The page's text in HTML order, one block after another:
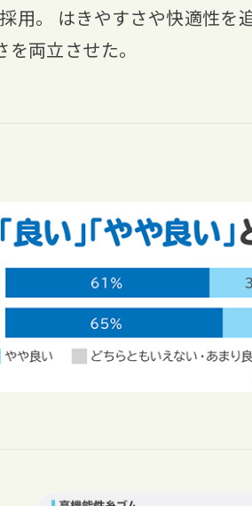
用。 はきやすさや快適性を
を両立させた。